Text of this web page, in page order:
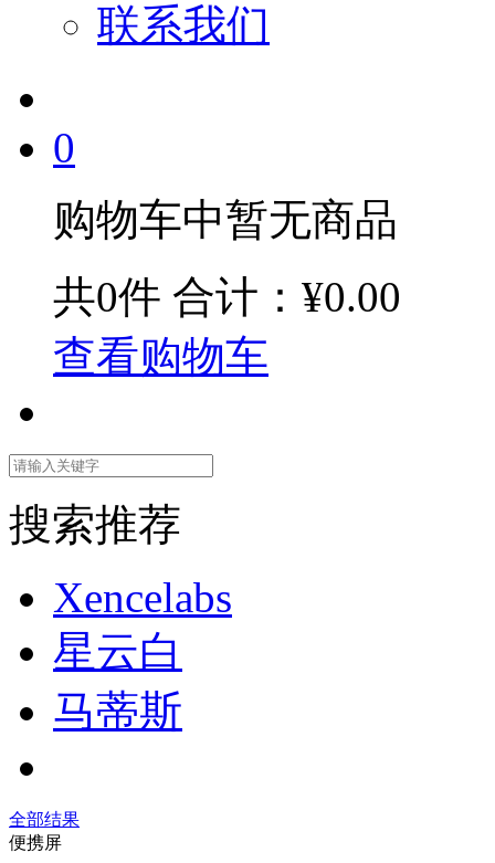
联系我们
0
购物车中暂无商品
共0件 合计：¥0.00
查看购物车
搜索推荐
Xencelabs
星云白
马蒂斯
全部结果
便携屏